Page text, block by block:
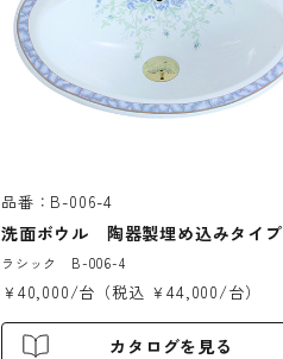
品番：B-006-4
洗面ボウル 陶器製埋め込みタイプ
ラシック B-006-4
￥40,000/台（税込 ￥44,000/台）
カタログを見る